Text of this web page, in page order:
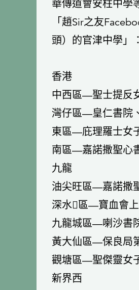
華傳道會安柱中學
「趙Sir之友
頭）的官津中學」：
香港
中西區—聖士提反
灣仔區—皇仁書院
東區—庇理羅士女
南區—嘉諾撒聖心
九龍
油尖旺區—嘉諾撒
深水區—寶血會
九龍城區—喇沙書
黃大仙區—保良局
觀塘區—聖傑靈女
新界西